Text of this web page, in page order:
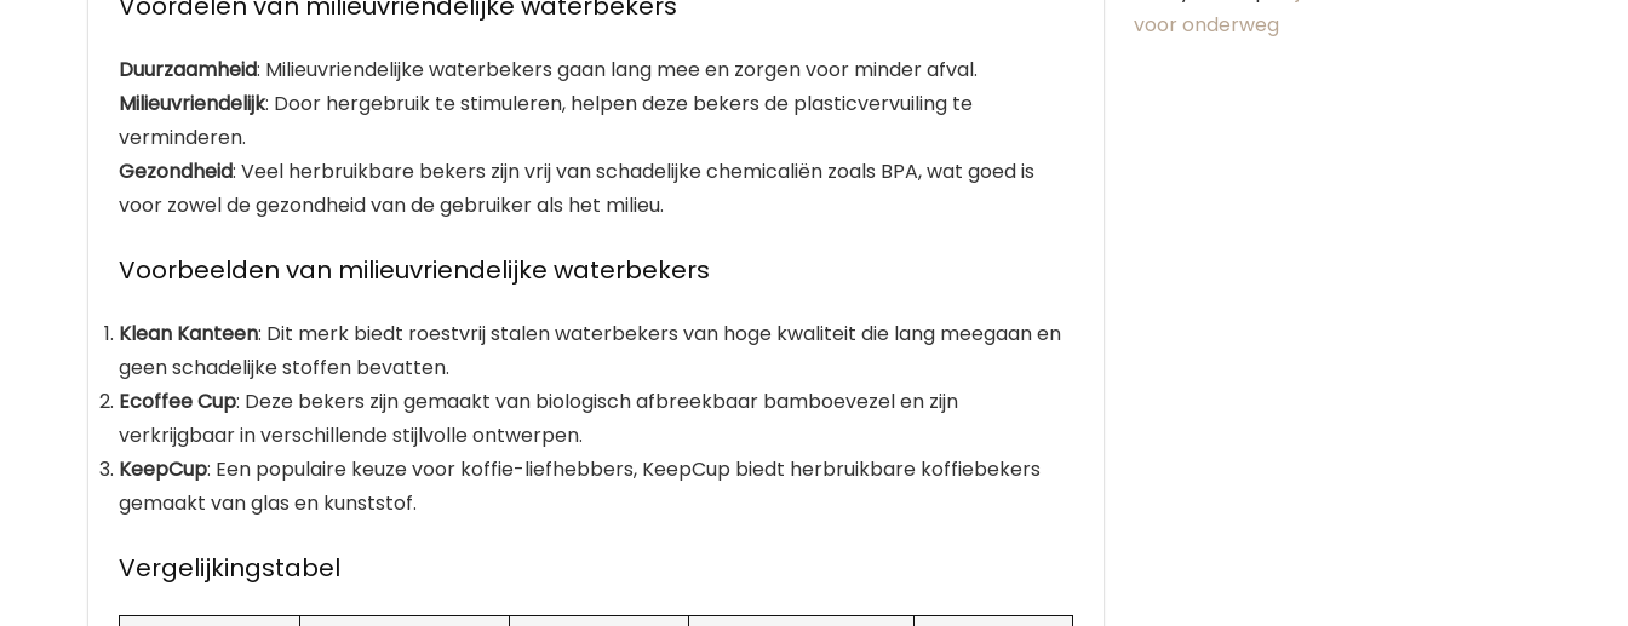
Duurzaamheid: Milieuvriendelijke waterbekers gaan lang mee en zorgen voor minder afval.
Milieuvriendelijk: Door hergebruik te stimuleren, helpen deze bekers de plasticvervuiling te
verminderen.
Gezondheid: Veel herbruikbare bekers zijn vrij van schadelijke chemicaliën zoals BPA, wat goed is
voor zowel de gezondheid van de gebruiker als het milieu.
Voorbeelden van milieuvriendelijke waterbekers
Klean Kanteen: Dit merk biedt roestvrij stalen waterbekers van hoge kwaliteit die lang meegaan en
geen schadelijke stoffen bevatten.
Ecoffee Cup: Deze bekers zijn gemaakt van biologisch afbreekbaar bamboevezel en zijn
verkrijgbaar in verschillende stijlvolle ontwerpen.
KeepCup: Een populaire keuze voor koffie-liefhebbers, KeepCup biedt herbruikbare koffiebekers
gemaakt van glas en kunststof.
Vergelijkingstabel
voor onderweg